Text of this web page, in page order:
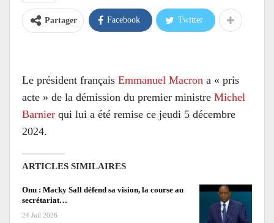
Partager Facebook Twitter
Le président français Emmanuel Macron a « pris
acte » de la démission du premier ministre Michel
Barnier qui lui a été remise ce jeudi 5 décembre
2024.
ARTICLES SIMILAIRES
Onu : Macky Sall défend sa vision, la course au
secrétariat…
24 Juil 2026